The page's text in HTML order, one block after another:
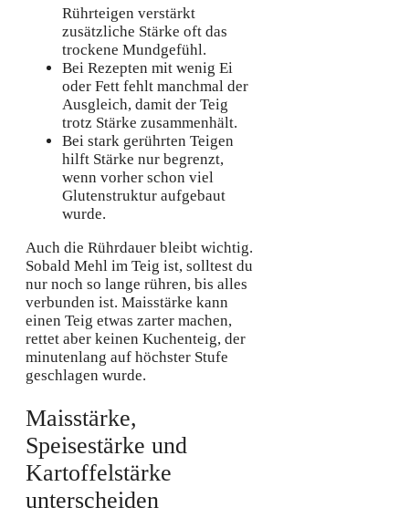
Rührteigen verstärkt
zusätzliche Stärke oft das
trockene Mundgefühl.
Bei Rezepten mit wenig Ei
oder Fett fehlt manchmal der
Ausgleich, damit der Teig
trotz Stärke zusammenhält.
Bei stark gerührten Teigen
hilft Stärke nur begrenzt,
wenn vorher schon viel
Glutenstruktur aufgebaut
wurde.
Auch die Rührdauer bleibt wichtig.
Sobald Mehl im Teig ist, solltest du
nur noch so lange rühren, bis alles
verbunden ist. Maisstärke kann
einen Teig etwas zarter machen,
rettet aber keinen Kuchenteig, der
minutenlang auf höchster Stufe
geschlagen wurde.
Maisstärke,
Speisestärke und
Kartoffelstärke
unterscheiden